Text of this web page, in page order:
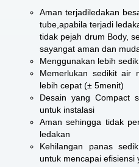
Aman terjadiledakan
tube,apabila terjadi
tidak pejah drum Body,
sayangat aman dan
Menggunakan lebih
Memerlukan sedikit air
lebih cepat (± 5menit)
Desain yang Compact
untuk instalasi
Aman sehingga tidak
ledakan
Kehilangan panas
untuk mencapai efisiensi